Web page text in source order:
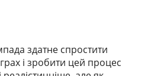
здатне спростити
і зробити цей процес